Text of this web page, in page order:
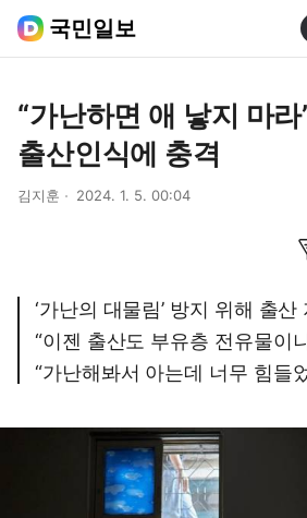
국민일보
“가난하면 애 낳지 마
출산인식에 충격
김지훈 2024. 1. 5. 00:04
‘가난의 대물림’ 방지 위해 출
“이젠 출산도 부유층 전유물이
“가난해봐서 아는데 너무 힘들